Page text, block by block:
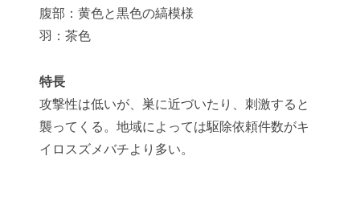
腹部：黄色と黒色の縞模様
羽：茶色
特長
攻撃性は低いが、巣に近づいたり、刺激すると
襲ってくる。地域によっては駆除依頼件数がキ
イロスズメバチより多い。